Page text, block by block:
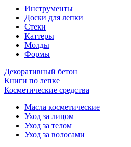
Инструменты
Доски для лепки
Стеки
Каттеры
Молды
Формы
Декоративный бетон
Книги по лепке
Косметические средства
Масла косметические
Уход за лицом
Уход за телом
Уход за волосами